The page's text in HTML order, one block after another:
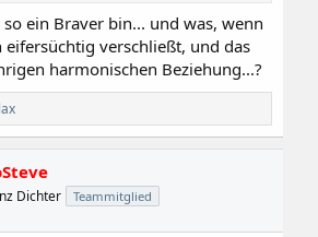
ein Braver bin... und was, wenn
eifersüchtig verschließt, und das
harmonischen Beziehung...?
Dichter Teammitglied